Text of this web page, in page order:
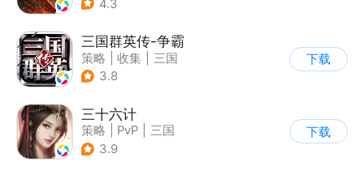
4.3
三国群英传-争霸
策略 收集
三国
| 千人同屏
3.8
下载
三十六计
策略 PvP
三国
| 中国风
3.9
下载